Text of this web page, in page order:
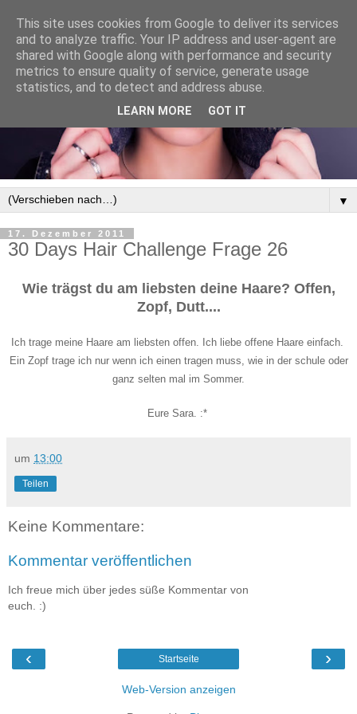
▼
17. Dezember 2011
30 Days Hair Challenge Frage 26
Wie trägst du am liebsten deine Haare? Offen,
Zopf, Dutt....
Ich trage meine Haare am liebsten offen. Ich liebe offene Haare einfach.
Ein Zopf trage ich nur wenn ich einen tragen muss, wie in der schule oder
ganz selten mal im Sommer.
Eure Sara. :*
um 13:00
Teilen
Keine Kommentare:
Kommentar veröffentlichen
Ich freue mich über jedes süße Kommentar von
euch. :)
‹ ›
Startseite
Web-Version anzeigen
This site uses cookies from Google to deliver its services
and to analyze traffic. Your IP address and user-agent are
shared with Google along with performance and security
metrics to ensure quality of service, generate usage
statistics, and to detect and address abuse.
LEARN MORE GOT IT